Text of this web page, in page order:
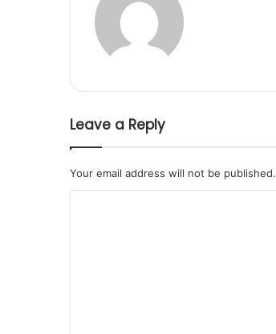
Leave a Reply
Your email address will not be published.